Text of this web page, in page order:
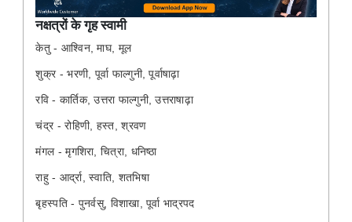
नक्षत्रों के गृह स्वामी
केतु - आश्विन, माघ, मूल
शुक्र - भरणी, पूर्वा फाल्गुनी, पूर्वाषाढ़ा
रवि - कार्तिक, उत्तरा फाल्गुनी, उत्तराषाढ़ा
चंद्र - रोहिणी, हस्त, श्रवण
मंगल - मृगशिरा, चित्रा, धनिष्ठा
राहु - आर्द्रा, स्वाति, शतभिषा
बृहस्पति - पुनर्वसु, विशाखा, पूर्वा भाद्रपद